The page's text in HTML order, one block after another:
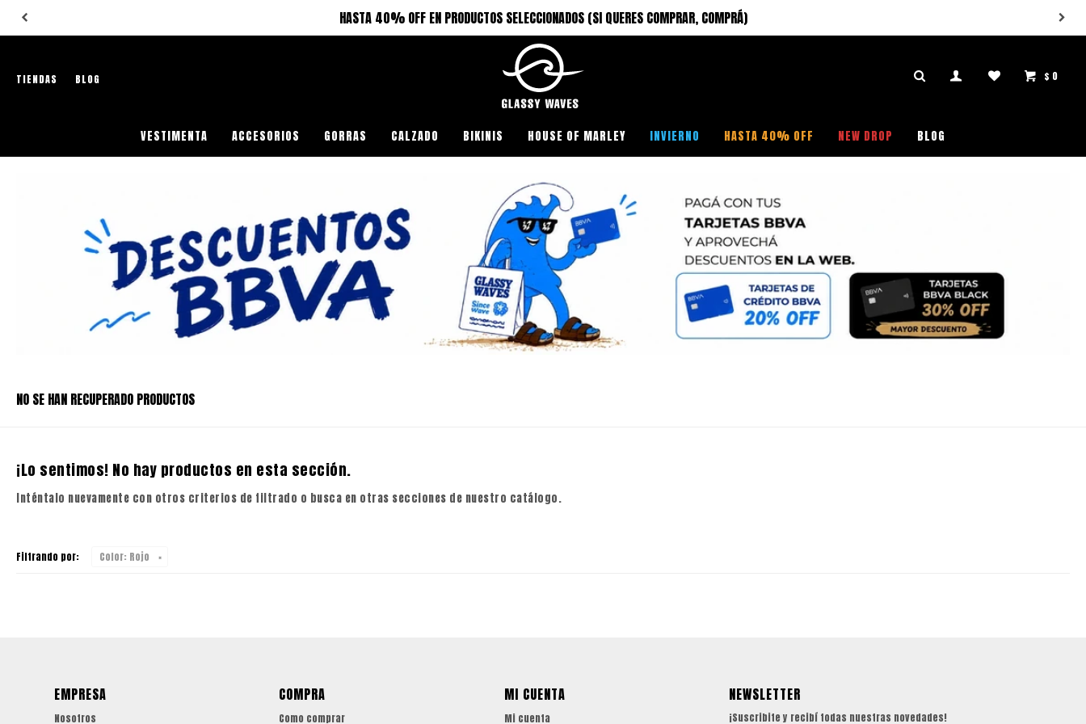
HASTA 40% OFF EN PRODUCTOS SELECCIONADOS (SI QUERES COMPRAR, COMPRÁ)
VESTIMENTA ACCESORIOS GORRAS CALZADO BIKINIS HOUSE OF MARLEY INVIERNO HASTA 40% OFF NEW DROP BLOG
 $ 0
TIENDAS BLOG
NO SE HAN RECUPERADO PRODUCTOS
¡Lo sentimos! No hay productos en esta sección.
Inténtalo nuevamente con otros criterios de filtrado o busca en otras secciones de nuestro catálogo.
Filtrando por: Color: Rojo
EMPRESA
Nosotros
COMPRA
Como comprar
MI CUENTA
Mi cuenta
NEWSLETTER
¡Suscribite y recibí todas nuestras novedades!